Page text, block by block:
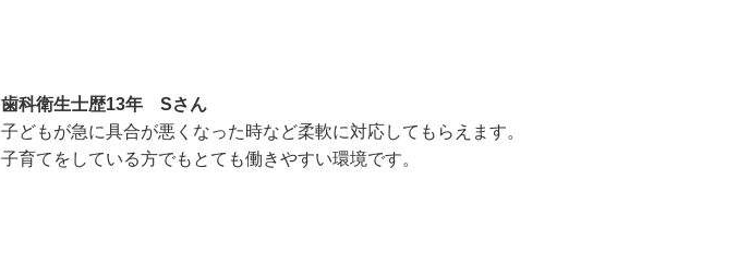
歯科衛生士歴13年 Sさん
子どもが急に具合が悪くなった時など柔軟に対応してもらえます。
子育てをしている方でもとても働きやすい環境です。